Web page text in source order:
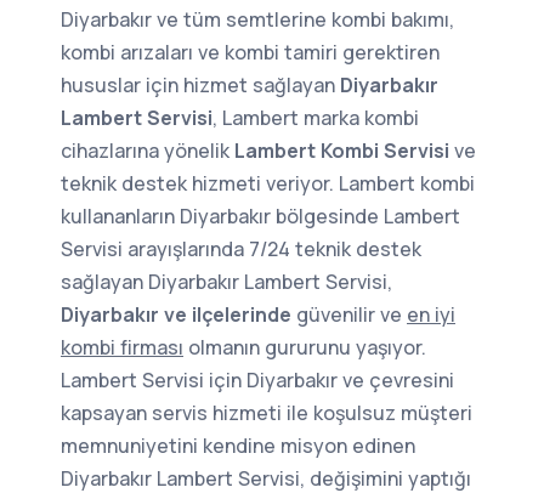
Diyarbakır ve tüm semtlerine kombi bakımı,
kombi arızaları ve kombi tamiri gerektiren
hususlar için hizmet sağlayan Diyarbakır
Lambert Servisi, Lambert marka kombi
cihazlarına yönelik Lambert Kombi Servisi ve
teknik destek hizmeti veriyor. Lambert kombi
kullananların Diyarbakır bölgesinde Lambert
Servisi arayışlarında 7/24 teknik destek
sağlayan Diyarbakır Lambert Servisi,
Diyarbakır ve ilçelerinde güvenilir ve en iyi
kombi firması olmanın gururunu yaşıyor.
Lambert Servisi için Diyarbakır ve çevresini
kapsayan servis hizmeti ile koşulsuz müşteri
memnuniyetini kendine misyon edinen
Diyarbakır Lambert Servisi, değişimini yaptığı